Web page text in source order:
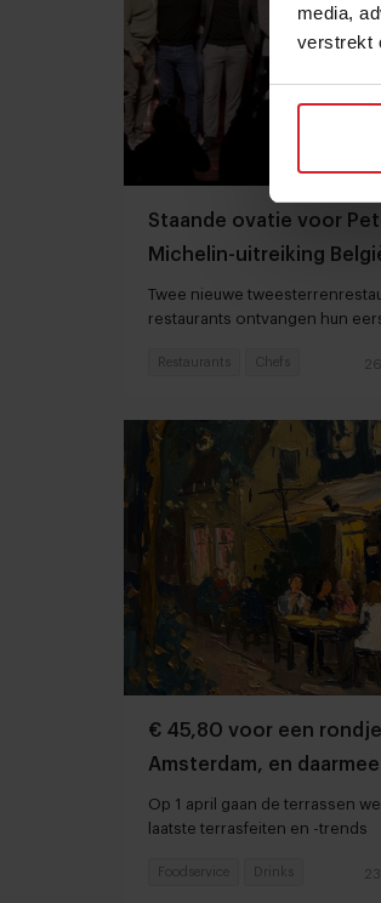
media,
verstrekt
Staande ovatie voor
Michelin-uitreiking
Twee nieuwe
restaurants ontvangen hun
Restaurants Chefs
€ 45,80 voor een
Amsterdam, en
middenmoter
Op 1 april gaan de terrassen
laatste terrasfeiten en -trends
Foodservice Drinks